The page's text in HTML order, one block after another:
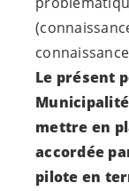
Le présent
mettre en
accordée
pilote en